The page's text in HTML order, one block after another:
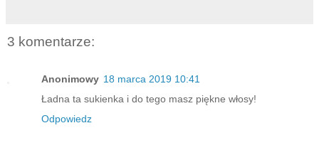
3 komentarze:
Anonimowy 18 marca 2019 10:41
Ładna ta sukienka i do tego masz piękne włosy!
Odpowiedz